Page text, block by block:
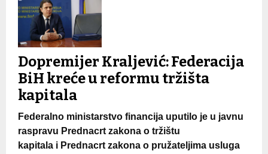
Dopremijer Kraljević: Federacija
BiH kreće u reformu tržišta
kapitala
Federalno ministarstvo financija uputilo je u javnu
raspravu Prednacrt zakona o tržištu
kapitala i Prednacrt zakona o pružateljima usluga